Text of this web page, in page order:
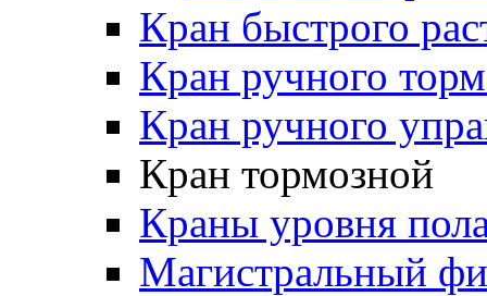
Кран быстрого
Кран ручного
Кран ручного
Кран тормозной
Краны уровня
Магистральный